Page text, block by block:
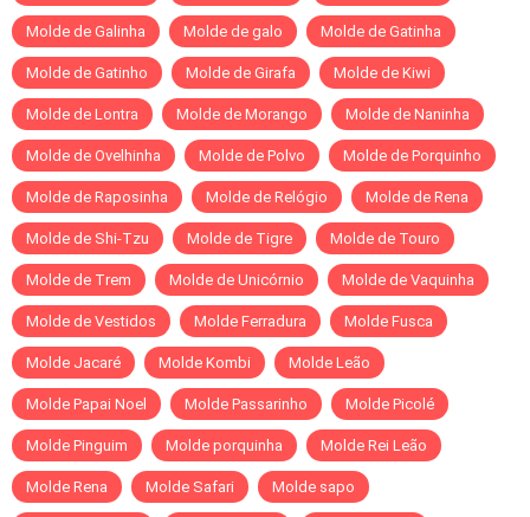
Molde de Galinha Molde de galo Molde de Gatinha
Molde de Gatinho Molde de Girafa Molde de Kiwi
Molde de Lontra Molde de Morango Molde de Naninha
Molde de Ovelhinha Molde de Polvo Molde de Porquinho
Molde de Raposinha Molde de Relógio Molde de Rena
Molde de Shi-Tzu Molde de Tigre Molde de Touro
Molde de Trem Molde de Unicórnio Molde de Vaquinha
Molde de Vestidos Molde Ferradura Molde Fusca
Molde Jacaré Molde Kombi Molde Leão
Molde Papai Noel Molde Passarinho Molde Picolé
Molde Pinguim Molde porquinha Molde Rei Leão
Molde Rena Molde Safari Molde sapo